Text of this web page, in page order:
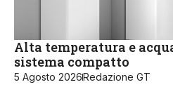
Alta temperatura e
sistema compatto
5 Agosto 2026Redazione GT